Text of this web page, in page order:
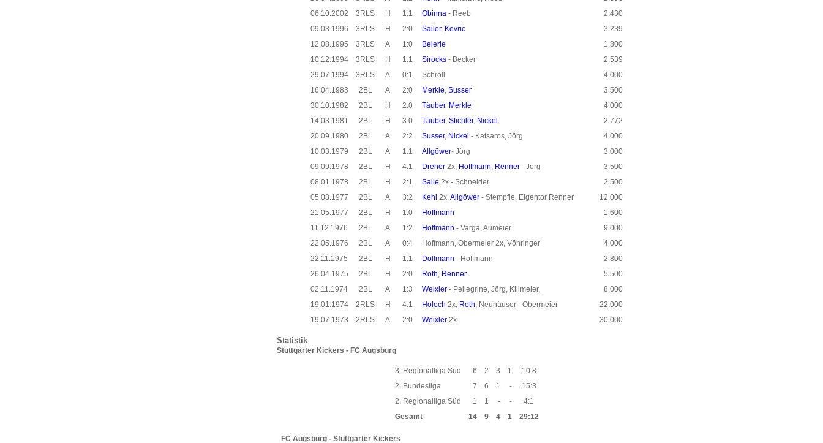
06.10.2002
3RLS H 1:1 Obinna - Reeb
2.430
09.03.1996
3RLS H 2:0 Sailer, Kevric
3.239
12.08.1995
3RLS A 1:0 Beierle
1.800
10.12.1994
3RLS H 1:1 Sirocks - Becker
2.539
29.07.1994
3RLS A 0:1 Schroll
4.000
16.04.1983
2BL A 2:0 Merkle, Susser
3.500
30.10.1982
2BL H 2:0 Täuber, Merkle
4.000
14.03.1981
2BL H 3:0 Täuber, Stichler, Nickel
2.772
20.09.1980
2BL A 2:2 Susser, Nickel - Katsaros, Jörg
4.000
10.03.1979
2BL A 1:1 Allgöwer- Jörg
3.000
09.09.1978
2BL H 4:1 Dreher 2x, Hoffmann, Renner - Jörg
3.500
08.01.1978
2BL H 2:1 Saile 2x - Schneider
2.500
05.08.1977
2BL A 3:2 Kehl 2x,Allgöwer - Stempfle, Eigentor Renner
12.000
21.05.1977
2BL H 1:0 Hoffmann
1.600
11.12.1976
2BL A 1:2 Hoffmann - Varga, Aumeier
9.000
22.05.1976
2BL A 0:4 Hoffmann, Obermeier 2x, Vöhringer
4.000
22.11.1975
2BL H 1:1 Dollmann - Hoffmann
2.800
26.04.1975
2BL H 2:0 Roth, Renner
5.500
02.11.1974
2BL A 1:3 Weixler - Pellegrine, Jörg, Killmeier,
8.000
19.01.1974
2RLS H 4:1 Holoch 2x, Roth, Neuhäuser - Obermeier
22.000
19.07.1973
2RLS A 2:0 Weixler 2x 30.000
Statistik
Stuttgarter Kickers - FC Augsburg
3. Regionalliga Süd 6 2 3 1
10:8
2. Bundesliga
7 6 1 -
15:3
2. Regionalliga Süd
1 1 - -
4:1
Gesamt
14 9 4 1 29:12
FC Augsburg - Stuttgarter Kickers